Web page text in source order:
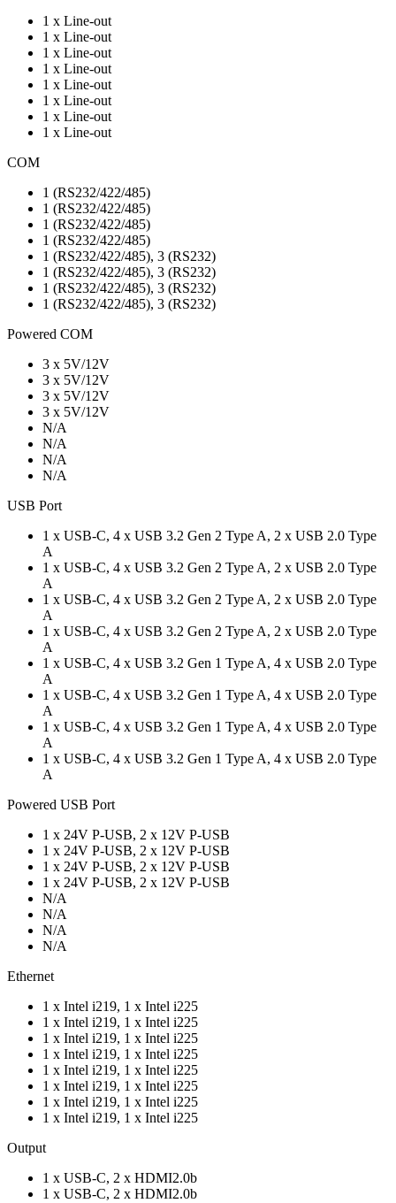
1 x Line-out
1 x Line-out
1 x Line-out
1 x Line-out
1 x Line-out
1 x Line-out
1 x Line-out
1 x Line-out
COM
1 (RS232/422/485)
1 (RS232/422/485)
1 (RS232/422/485)
1 (RS232/422/485)
1 (RS232/422/485), 3 (RS232)
1 (RS232/422/485), 3 (RS232)
1 (RS232/422/485), 3 (RS232)
1 (RS232/422/485), 3 (RS232)
Powered COM
3 x 5V/12V
3 x 5V/12V
3 x 5V/12V
3 x 5V/12V
N/A
N/A
N/A
N/A
USB Port
1 x USB-C, 4 x USB 3.2 Gen 2 Type A, 2 x USB 2.0 Type
A
1 x USB-C, 4 x USB 3.2 Gen 2 Type A, 2 x USB 2.0 Type
A
1 x USB-C, 4 x USB 3.2 Gen 2 Type A, 2 x USB 2.0 Type
A
1 x USB-C, 4 x USB 3.2 Gen 2 Type A, 2 x USB 2.0 Type
A
1 x USB-C, 4 x USB 3.2 Gen 1 Type A, 4 x USB 2.0 Type
A
1 x USB-C, 4 x USB 3.2 Gen 1 Type A, 4 x USB 2.0 Type
A
1 x USB-C, 4 x USB 3.2 Gen 1 Type A, 4 x USB 2.0 Type
A
1 x USB-C, 4 x USB 3.2 Gen 1 Type A, 4 x USB 2.0 Type
A
Powered USB Port
1 x 24V P-USB, 2 x 12V P-USB
1 x 24V P-USB, 2 x 12V P-USB
1 x 24V P-USB, 2 x 12V P-USB
1 x 24V P-USB, 2 x 12V P-USB
N/A
N/A
N/A
N/A
Ethernet
1 x Intel i219, 1 x Intel i225
1 x Intel i219, 1 x Intel i225
1 x Intel i219, 1 x Intel i225
1 x Intel i219, 1 x Intel i225
1 x Intel i219, 1 x Intel i225
1 x Intel i219, 1 x Intel i225
1 x Intel i219, 1 x Intel i225
1 x Intel i219, 1 x Intel i225
Output
1 x USB-C, 2 x HDMI2.0b
1 x USB-C, 2 x HDMI2.0b